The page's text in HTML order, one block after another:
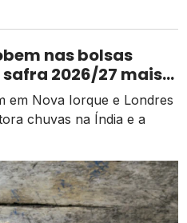
veem suas lavouras em
de grãos. Confira
nacional do […]
nas bolsas
2026/27 mais
em Nova Iorque e Londres
chuvas na Índia e a